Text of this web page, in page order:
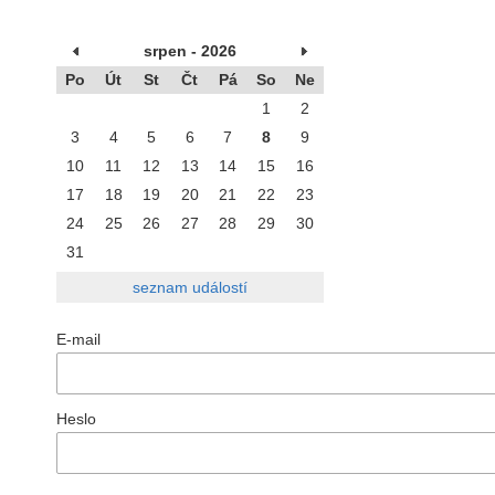
srpen - 2026
Po
Út St Čt Pá So
Ne
1
2
3
4 5 6 7 8
9
10
11 12 13 14 15
16
17
18 19 20 21 22
23
24
25 26 27 28 29
30
31
seznam událostí
E-mail
Heslo